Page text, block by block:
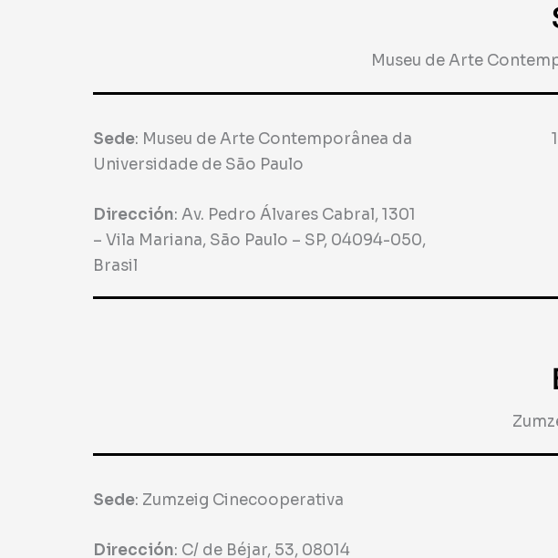
Museu de Arte
Sede: Museu de Arte Contemporânea da
Universidade de São Paulo
Dirección: Av. Pedro Álvares Cabral, 1301
– Vila Mariana, São Paulo – SP, 04094-050,
Brasil
Sede: Zumzeig Cinecooperativa
Dirección: C/ de Béjar, 53, 08014